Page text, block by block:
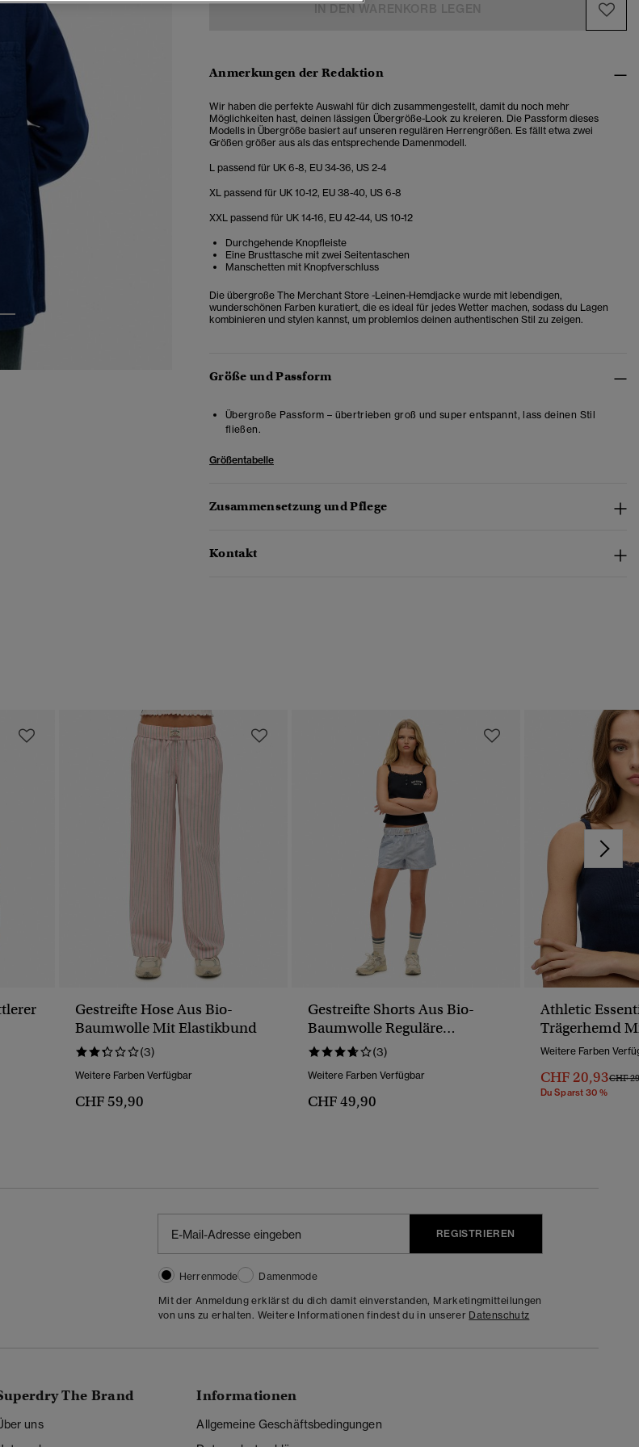
IN DEN WARENKORB LEGEN
Anmerkungen der Redaktion
Wir haben die perfekte Auswahl für dich zusammengestellt, damit du noch mehr
Möglichkeiten hast, deinen lässigen Übergröße-Look zu kreieren. Die Passform dieses
Modells in Übergröße basiert auf unseren regulären Herrengrößen. Es fällt etwa zwei
Größen größer aus als das entsprechende Damenmodell.
L passend für UK 6-8, EU 34-36, US 2-4
XL passend für UK 10-12, EU 38-40, US 6-8
XXL passend für UK 14-16, EU 42-44, US 10-12
Durchgehende Knopfleiste
Eine Brusttasche mit zwei Seitentaschen
Manschetten mit Knopfverschluss
Die übergroße The Merchant Store -Leinen-Hemdjacke wurde mit lebendigen,
wunderschönen Farben kuratiert, die es ideal für jedes Wetter machen, sodass du Lagen
kombinieren und stylen kannst, um problemlos deinen authentischen Stil zu zeigen.
Größe und Passform
Übergroße Passform – übertrieben groß und super entspannt, lass deinen Stil
fließen.
Größentabelle
Zusammensetzung und Pflege
Kontakt
Gestreifte Hose Aus Bio-
Baumwolle Mit Elastikbund
(3)
Weitere Farben Verfügbar
CHF 59,90
Gestreifte Shorts Aus Bio-
Baumwolle Reguläre
Passform (3)
Weitere Farben Verfügbar
CHF 49,90
Athletic
Trägerhemd
Knöpfen
Weitere Farben
CHF 20,93Preis
CHF
Du Sparst 30 %
REGISTRIEREN
Herrenmode
Damenmode
Mit der Anmeldung erklärst du dich damit einverstanden, Marketingmitteilungen
von uns zu erhalten. Weitere Informationen findest du in unserer Datenschutz
The Brand
uns
Informationen
Allgemeine Geschäftsbedingungen